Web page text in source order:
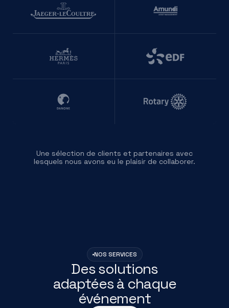
Une sélection de clients et partenaires avec
lesquels nous avons eu le plaisir de collaborer.
NOS SERVICES
Des solutions
adaptées à chaque
événement